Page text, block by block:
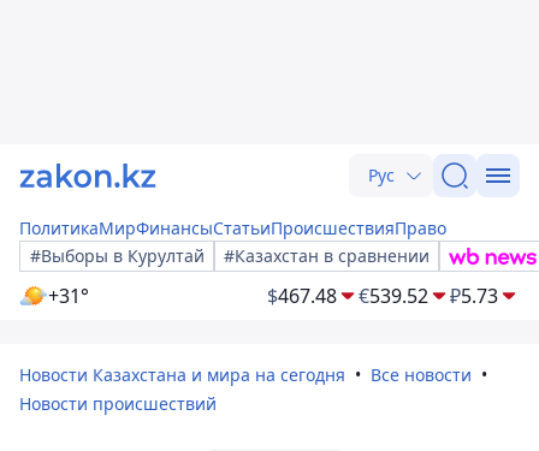
Рус
ПолитикаМирФинансыСтатьиПроисшествияПраво
#Выборы в Курултай
#Казахстан в сравнении
+31° $467.48 €539.52 ₽5.73
Новости Казахстана и мира на сегодня
Все новости
Новости происшествий